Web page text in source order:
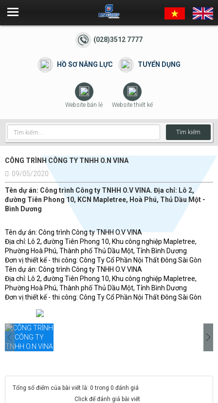
(028)3512 7777
HỒ SƠ NĂNG LỰC TUYỂN DỤNG
Website bán lẻ Website thiết kế
Tìm kiếm
CÔNG TRÌNH CÔNG TY TNHH O.N VINA
09/05/2020
Tên dự án: Công trình Công ty TNHH O.V VINA. Địa chỉ: Lô 2,
đường Tiên Phong 10, KCN Mapletree, Hoà Phú, Thủ Dầu Một -
Bình Dương
Tên dự án: Công trình Công ty TNHH O.V VINA
Địa chỉ: Lô 2, đường Tiên Phong 10, Khu công nghiệp Mapletree,
Phường Hoà Phú, Thành phố Thủ Dầu Một, Tỉnh Bình Dương
Đơn vị thiết kế - thi công: Công Ty Cổ Phần Nội Thất Đông Sài Gòn
Tên dự án: Công trình Công ty TNHH O.V VINA
Địa chỉ: Lô 2, đường Tiên Phong 10, Khu công nghiệp Mapletree,
Phường Hoà Phú, Thành phố Thủ Dầu Một, Tỉnh Bình Dương
Đơn vị thiết kế - thi công: Công Ty Cổ Phần Nội Thất Đông Sài Gòn
Tổng số điểm của bài viết là: 0 trong 0 đánh giá
Click để đánh giá bài viết